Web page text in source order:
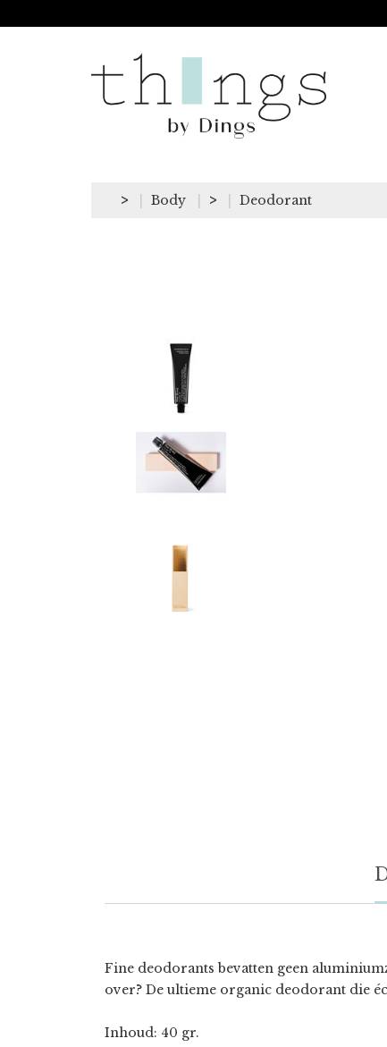
> Body > Deodorant
Fine deodorants bevatten geen
over? De ultieme organic deodorant die
Inhoud: 40 gr.